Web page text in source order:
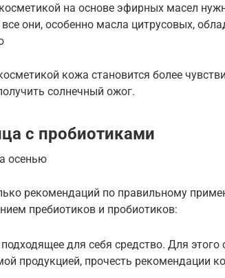
на основе эфирных масел
они, особенно масла цитрусовых,
кожа становится более
солнечный ожог.
с пробиотиками
осенью
рекомендаций по правильному
пребиотиков и пробиотиков:
для себя средство. Для этого
продукцией, прочесть рекомендации